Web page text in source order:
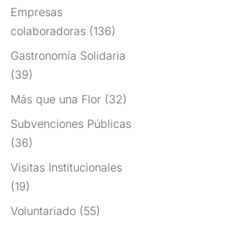
Empresas
colaboradoras (136)
Gastronomía Solidaria
(39)
Más que una Flor (32)
Subvenciones Públicas
(36)
Visitas Institucionales
(19)
Voluntariado (55)